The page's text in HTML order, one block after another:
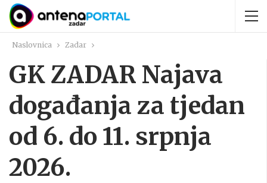
Naslovnica Zadar
GK ZADAR Najava
događanja za tjedan
od 6. do 11. srpnja
2026.